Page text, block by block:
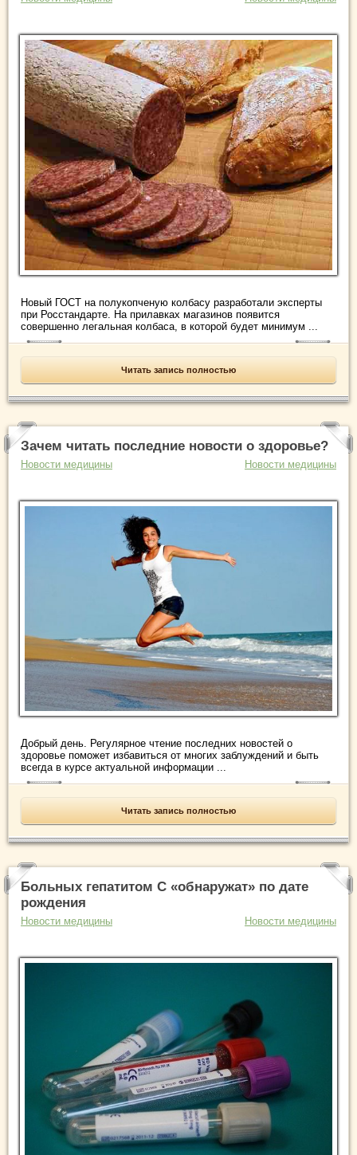
Новый ГОСТ на полукопченую колбасу разработали эксперты
при Росстандарте. На прилавках магазинов появится
совершенно легальная колбаса, в которой будет минимум ...
Читать запись полностью
Зачем читать последние новости о здоровье?
Новости медицины Новости медицины
Добрый день. Регулярное чтение последних новостей о
здоровье поможет избавиться от многих заблуждений и быть
всегда в курсе актуальной информации ...
Читать запись полностью
Больных гепатитом С «обнаружат» по дате
рождения
Новости медицины Новости медицины